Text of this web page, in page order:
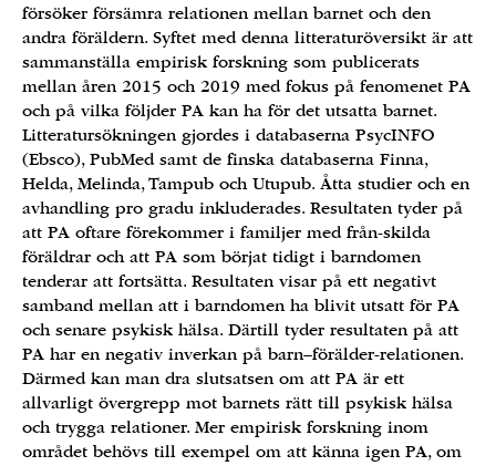
försöker försämra relationen mellan barnet och den
andra föräldern. Syftet med denna litteraturöversikt är att
sammanställa empirisk forskning som publicerats
mellan åren 2015 och 2019 med fokus på fenomenet PA
och på vilka följder PA kan ha för det utsatta barnet.
Litteratursökningen gjordes i databaserna PsycINFO
(Ebsco), PubMed samt de finska databaserna Finna,
Helda, Melinda, Tampub och Utupub. Åtta studier och en
avhandling pro gradu inkluderades. Resultaten tyder på
att PA oftare förekommer i familjer med från-skilda
föräldrar och att PA som börjat tidigt i barndomen
tenderar att fortsätta. Resultaten visar på ett negativt
samband mellan att i barndomen ha blivit utsatt för PA
och senare psykisk hälsa. Därtill tyder resultaten på att
PA har en negativ inverkan på barn–förälder-relationen.
Därmed kan man dra slutsatsen om att PA är ett
allvarligt övergrepp mot barnets rätt till psykisk hälsa
och trygga relationer. Mer empirisk forskning inom
området behövs till exempel om att känna igen PA, om